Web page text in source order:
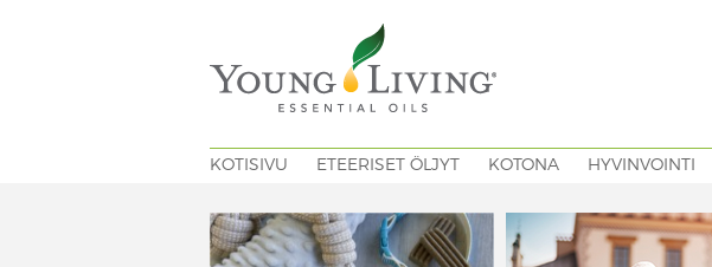
KOTISIVU ETEERISET ÖLJYT KOTONA HYVINVOINTI